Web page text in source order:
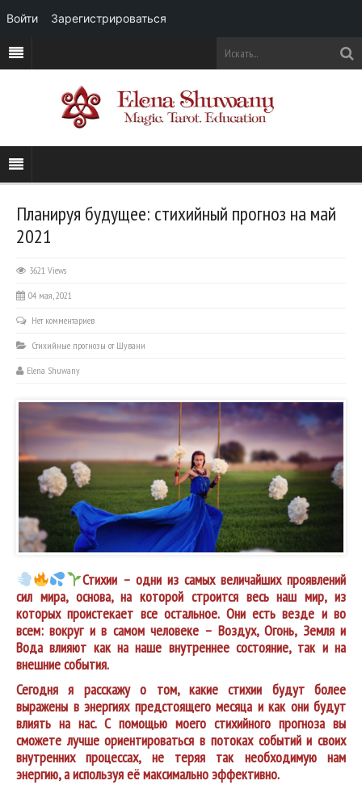
Планируя будущее: стихийный прогноз на май
2021
3621 Views
04 мая, 2021
Нет комментариев
Стихийные прогнозы от Шувани
Elena Shuwany
Стихии – одни из самых величайших проявлений
сил мира, основа, на которой строится весь наш мир, из
которых проистекает все остальное. Они есть везде и во
всем: вокруг и в самом человеке – Воздух, Огонь, Земля и
Вода влияют как на наше внутреннее состояние, так и на
внешние события.
Сегодня я расскажу о том, какие стихии будут более
выражены в энергиях предстоящего месяца и как они будут
влиять на нас. С помощью моего стихийного прогноза вы
сможете лучше ориентироваться в потоках событий и своих
внутренних процессах, не теряя так необходимую нам
энергию, а используя её максимально эффективно.
Войти Зарегистрироваться